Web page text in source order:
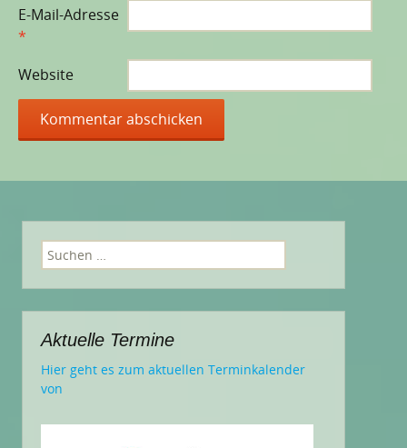
E-Mail-Adresse
*
Website
Suchen
nach:
Aktuelle Termine
Hier geht es zum aktuellen Terminkalender
von